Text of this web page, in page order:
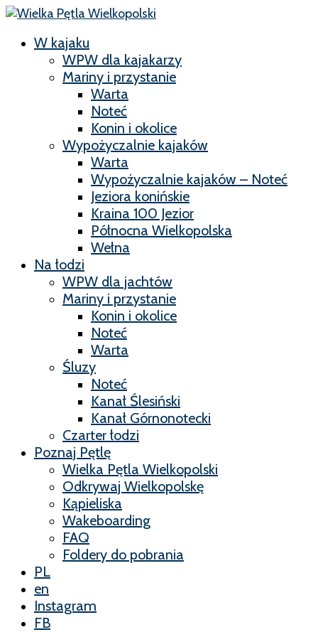
W kajaku
WPW dla kajakarzy
Mariny i przystanie
Warta
Noteć
Konin i okolice
Wypożyczalnie kajaków
Warta
Wypożyczalnie kajaków – Noteć
Jeziora konińskie
Kraina 100 Jezior
Północna Wielkopolska
Wełna
Na łodzi
WPW dla jachtów
Mariny i przystanie
Konin i okolice
Noteć
Warta
Śluzy
Noteć
Kanał Ślesiński
Kanał Górnonotecki
Czarter łodzi
Poznaj Pętlę
Wielka Pętla Wielkopolski
Odkrywaj Wielkopolskę
Kąpieliska
Wakeboarding
FAQ
Foldery do pobrania
PL
en
Instagram
FB